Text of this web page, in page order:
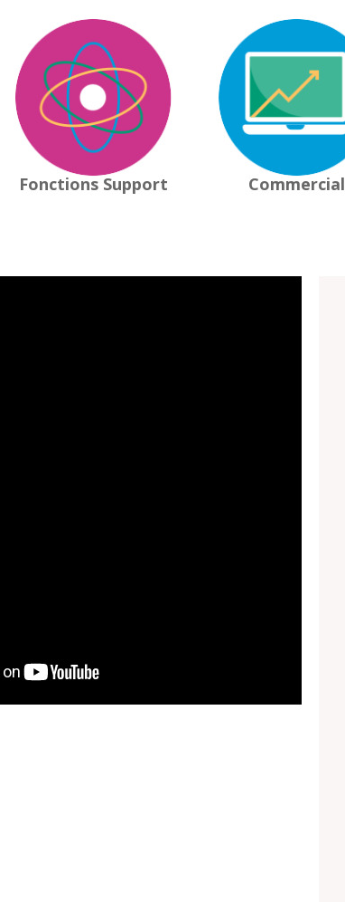
Fonctions Support Commercial